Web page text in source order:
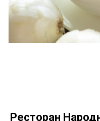
Ресторан